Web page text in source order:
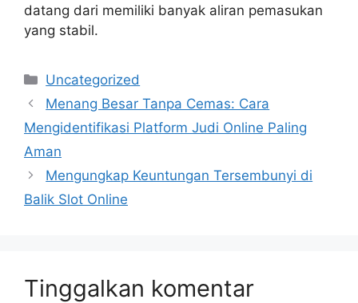
datang dari memiliki banyak aliran pemasukan
yang stabil.
Kategori
Uncategorized
Menang Besar Tanpa Cemas: Cara
Mengidentifikasi Platform Judi Online Paling
Aman
Mengungkap Keuntungan Tersembunyi di
Balik Slot Online
Tinggalkan komentar